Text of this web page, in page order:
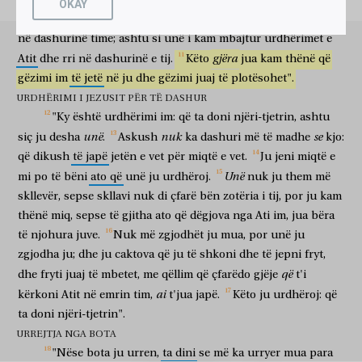
με ἐξελέξασθε,
ἵνα
që
ὑμεῖς
ju
ὑπάγητε
të shkoni
καὶ
dhe
καρπὸν
fryt
φέρητε,
të jepni
καὶ
dhe
ὁ καρπὸς
fryti
ὑμῶν
juaj
μένῃ;
të mbetet
ἵνα
me qëllim që
ὅ
çfarëdo
τι
gjë
ἂν αἰτήσητε
të kërkoni
τὸν Πατέρα
ἐν τῷ ὀνόματί
emrin
μου, δῷ
të japë
ὑμῖν. ταῦτα
këto që
ἀγαπᾶτε
të doni
ἀλλήλους.
njëri-tjetrin
εἰ ὁ κόσμος
bota
ὑμᾶς μισεῖ,
urren
γινώσκετε
dini
ἐμὲ
mua
πρῶτον
para
ὑμῶν
jush
μεμίσηκεν.
ka urryer
εἰ
sikur
ἐκ
prej
τοῦ κόσμου
botës
ἦτε,
ishit
ὁ κόσμος
bota
ἂν
do
τὸ
të vetën
ἐφίλει;
donte se por prej
τοῦ
botës nuk jeni
ἀλλ’
por
ἐγὼ
unë
ἐξελεξάμην
zgjodha
ὑμᾶς
ju
ἐκ
prej
τοῦ κόσμου,
botës
διὰ
për shkak
τοῦτο
të kësaj
μισεῖ
urren
ὁ κόσμος.
bota
μνημονεύετε
kujtoni
τοῦ λόγου
fjalën
οὗ
të cilën
ἐγὼ
unë
εἶπον
thashë
ὑμῖν,
juve
οὐκ
nuk
ἔστιν
është
δοῦλος
skllav
μείζων
më i madh
τοῦ κυρίου
i zotërisë
αὐτοῦ.
së tij nëse
ἐμὲ
mua
ἐδίωξαν,
përndoqën
καὶ
edhe
ὑμᾶς
ju
ἐτήρησαν,
mbajtën edhe tuajën do të mbajnë por këto të gjitha
dashurinë time.
në dashurinë time; ashtu si unë i kam mbajtur urdhërimet e
Atit dhe rri në dashurinë e tij. Këto gjëra jua kam thënë që
gëzimi im të jetë në ju dhe gëzimi juaj të plotësohet".
URDHËRIMI I JEZUSIT PËR TË DASHUR
"Ky është urdhërimi im: që ta doni njëri-tjetrin, ashtu
siç ju desha unë. Askush nuk ka dashuri më të madhe se kjo:
që dikush të japë jetën e vet për miqtë e vet. Ju jeni miqtë e
mi po të bëni ato që unë ju urdhëroj. Unë nuk ju them më
skllevër, sepse skllavi nuk di çfarë bën zotëria i tij, por ju kam
thënë miq, sepse të gjitha ato që dëgjova nga Ati im, jua bëra
të njohura juve. Nuk më zgjodhët ju mua, por unë ju
zgjodha ju; dhe ju caktova që ju të shkoni dhe të jepni fryt,
dhe fryti juaj të mbetet, me qëllim që çfarëdo gjëje që t'i
kërkoni Atit në emrin tim, ai t'jua japë. Këto ju urdhëroj: që
ta doni njëri-tjetrin".
URREJTJA NGA BOTA
"Nëse bota ju urren, ta dini se më ka urryer mua para
OKAY